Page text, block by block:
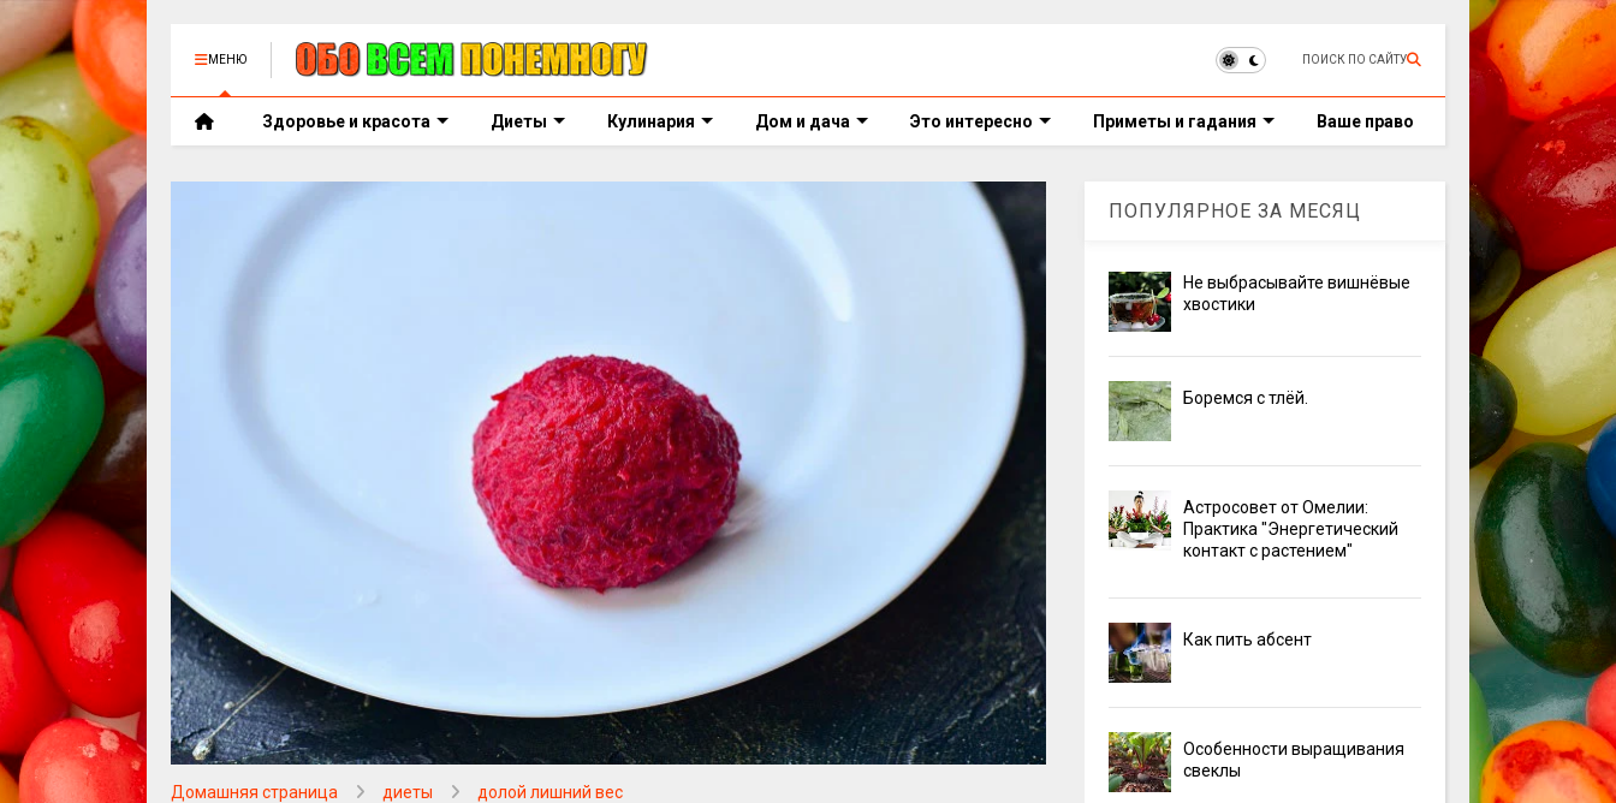
МЕНЮ ПОИСК ПО САЙТУ
Здоровье и красота Диеты Кулинария Дом и дача Это интересно Приметы и гадания Ваше право
Домашняя страница диеты долой лишний вес
ПОПУЛЯРНОЕ ЗА МЕСЯЦ
Не выбрасывайте вишнёвые
хвостики
Боремся с тлёй.
Астросовет от Омелии:
Практика "Энергетический
контакт с растением"
Как пить абсент
Особенности выращивания
свеклы